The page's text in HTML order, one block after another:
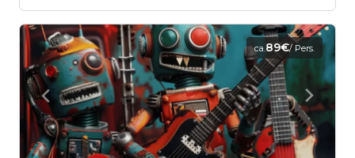
ca.89€/ Pers.